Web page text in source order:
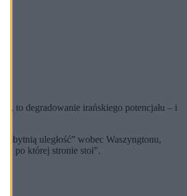
to degradowanie irańskiego potencjału – i
uległość” wobec Waszyngtonu,
po której stronie stoi”.